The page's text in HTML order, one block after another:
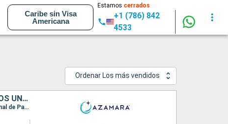
Caribe sin Visa
Americana
Estamos cerrados
+1 (786) 842
4533
Ordenar Los más vendidos
CHILE, PERÚ, PANAMÁ, COSTA RICA, COLOMBIA, MÉXICO, ESTADOS UNIDOS
Itinerario : San antonio Chile, Coquimbo, Iquique, Arica, Pisco, Callao, Fuerte amador, Canal de Panama, Puerto Limon, San Andrés Island, Cozumel, Miami